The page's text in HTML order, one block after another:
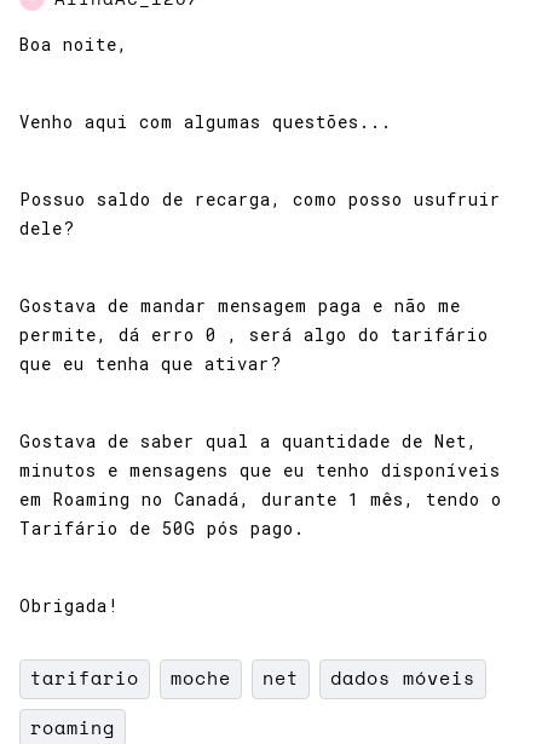
Boa noite,
Venho aqui com algumas questões...
Possuo saldo de recarga, como posso usufruir
dele?
Gostava de mandar mensagem paga e não me
permite, dá erro 0 , será algo do tarifário
que eu tenha que ativar?
Gostava de saber qual a quantidade de Net,
minutos e mensagens que eu tenho disponíveis
em Roaming no Canadá, durante 1 mês, tendo o
Tarifário de 50G pós pago.
Obrigada!
tarifario moche net dados móveis
roaming